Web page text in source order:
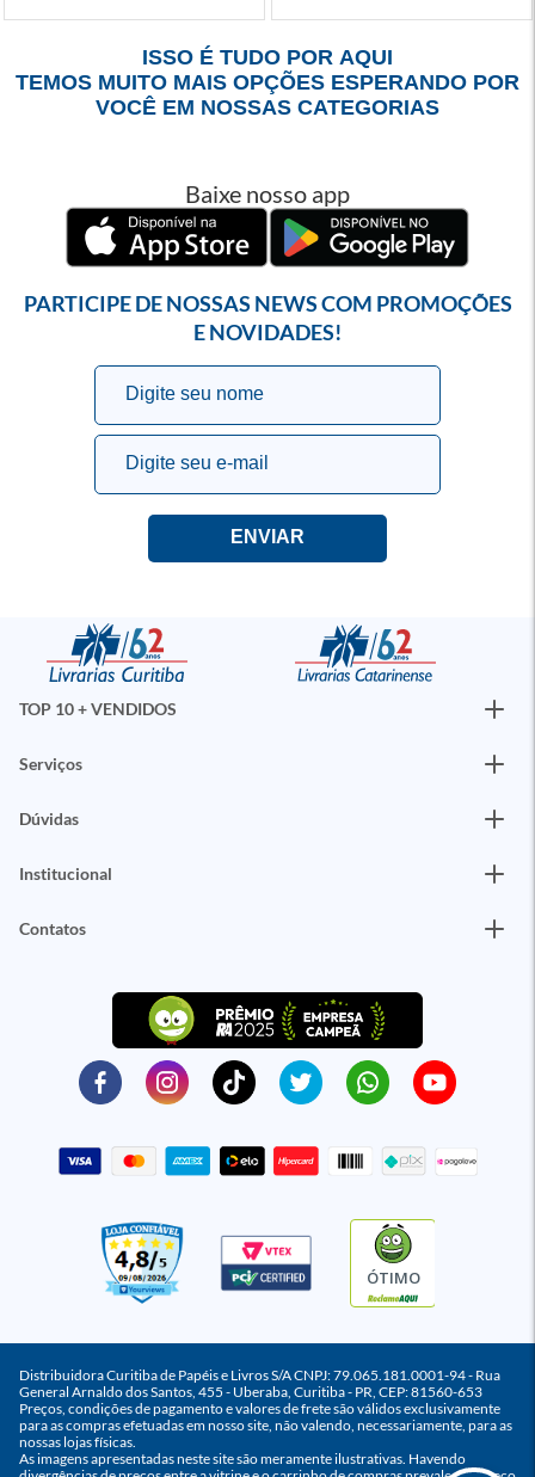
ISSO É TUDO POR AQUI
TEMOS MUITO MAIS OPÇÕES ESPERANDO POR
VOCÊ EM NOSSAS CATEGORIAS
Baixe nosso app
PARTICIPE DE NOSSAS NEWS COM PROMOÇÕES
E NOVIDADES!
TOP 10 + VENDIDOS
Serviços
Dúvidas
Institucional
Contatos
ÓTIMO
Distribuidora Curitiba de Papéis e Livros S/A CNPJ: 79.065.181.0001-94 - Rua
General Arnaldo dos Santos, 455 - Uberaba, Curitiba - PR, CEP: 81560-653
Preços, condições de pagamento e valores de frete são válidos exclusivamente
para as compras efetuadas em nosso site, não valendo, necessariamente, para as
nossas lojas físicas.
As imagens apresentadas neste site são meramente ilustrativas. Havendo